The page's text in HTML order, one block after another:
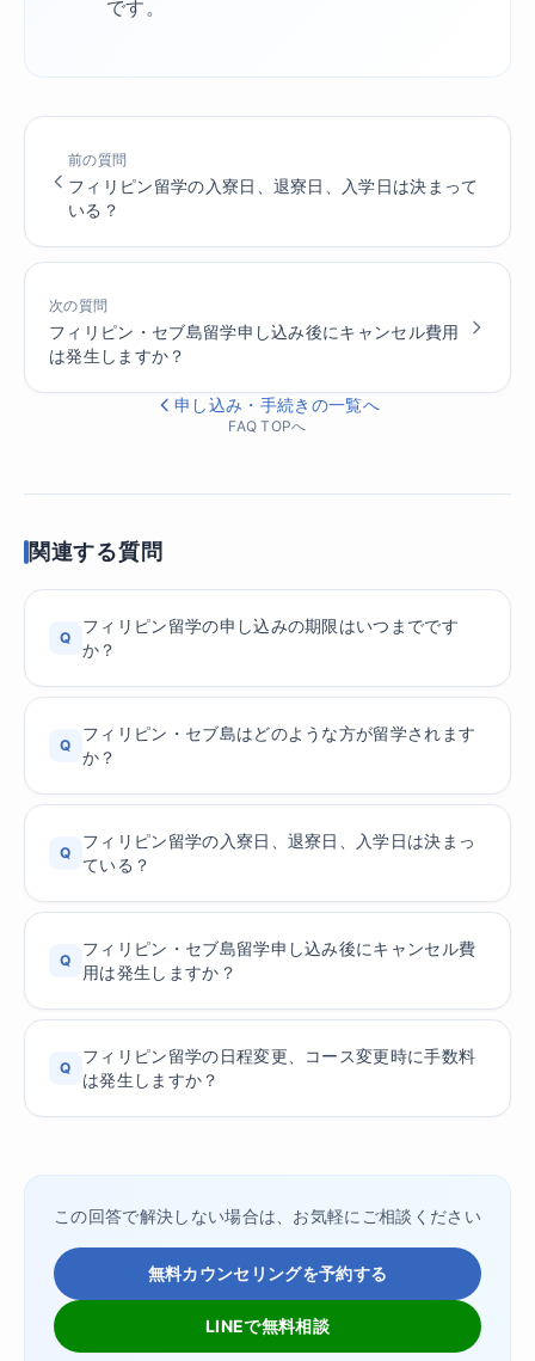
です。
前の質問
フィリピン留学の入寮日、退寮日、入学日は決まって
いる？
次の質問
フィリピン・セブ島留学申し込み後にキャンセル費用
は発生しますか？
申し込み・手続きの一覧へ
FAQ TOPへ
関連する質問
Q
フィリピン留学の申し込みの期限はいつまでです
か？
Q
フィリピン・セブ島はどのような方が留学されます
か？
Q
フィリピン留学の入寮日、退寮日、入学日は決まっ
ている？
Q
フィリピン・セブ島留学申し込み後にキャンセル費
用は発生しますか？
Q
フィリピン留学の日程変更、コース変更時に手数料
は発生しますか？
この回答で解決しない場合は、お気軽にご相談ください
無料カウンセリングを予約する
LINEで無料相談